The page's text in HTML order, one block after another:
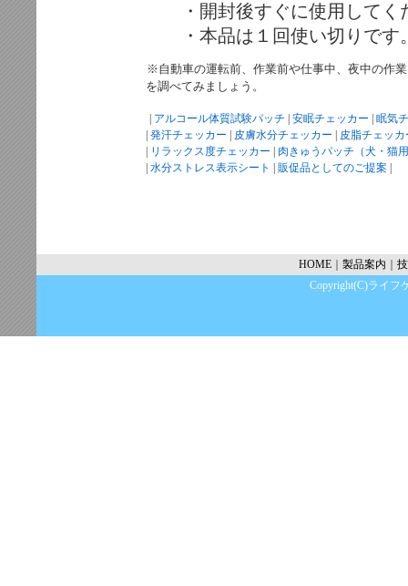
・開封後すぐに使用してく
・本品は１回使い切りです
※自動車の運転前、作業前や仕事中、夜中の作
を調べてみましょう。
アルコール体質試験パッチ 安眠チェッカー
眠気
発汗チェッカー 皮膚水分チェッカー
皮脂チェッカ
リラックス度チェッカー
肉きゅうパッチ（犬・猫
水分ストレス表示シート 販促品としてのご提案
HOME 製品案内
Copyright(C)ライフ